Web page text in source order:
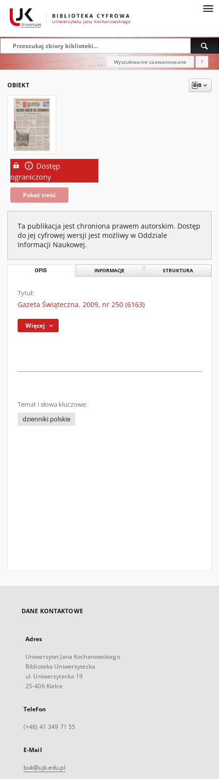
Wyszukiwanie zaawansowane ?
OBIEKT
Dostęp
ograniczony
Pokaż treść
Ta publikacja jest chroniona prawem autorskim. Dostęp
do jej cyfrowej wersji jest możliwy w Oddziale
Informacji Naukowej.
OPIS INFORMACJE STRUKTURA
Tytuł:
Gazeta Świąteczna. 2009, nr 250 (6163)
Więcej
Temat i słowa kluczowe:
dzienniki polskie
DANE KONTAKTOWE
Adres
Uniwersytet Jana Kochanowskiego
Biblioteka Uniwersytecka
ul. Uniwersytecka 19
25-406 Kielce
Telefon
(+48) 41 349 71 55
E-Mail
buk@ujk.edu.pl